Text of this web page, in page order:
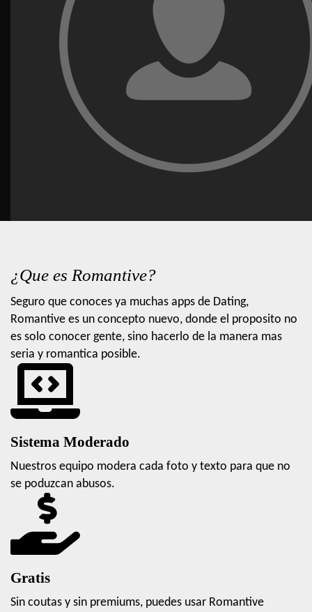
¿Que es Romantive?
Seguro que conoces ya muchas apps de Dating,
Romantive es un concepto nuevo, donde el proposito no
es solo conocer gente, sino hacerlo de la manera mas
seria y romantica posible.
Sistema Moderado
Nuestros equipo modera cada foto y texto para que no
se poduzcan abusos.
Gratis
Sin coutas y sin premiums, puedes usar Romantive